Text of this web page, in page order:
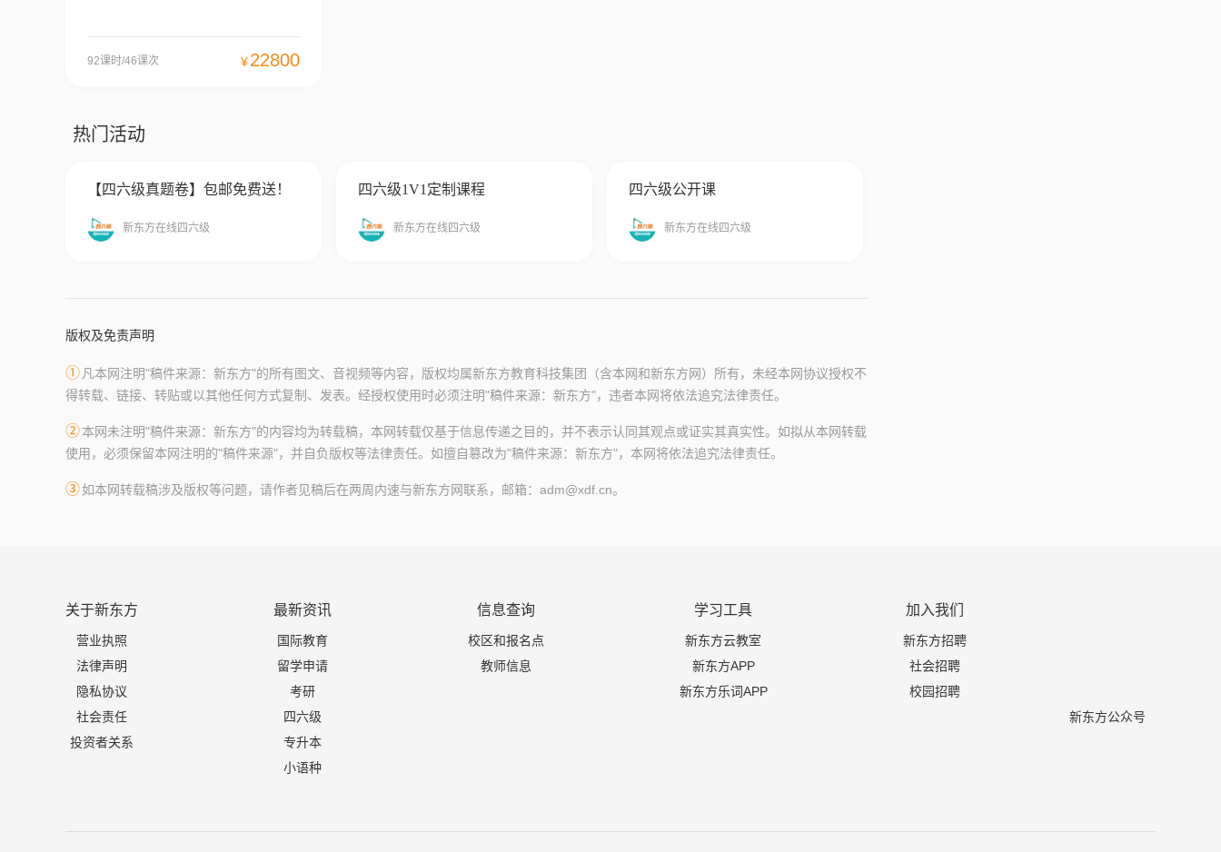
92课时/46课次 ¥22800
热门活动
【四六级真题卷】包邮免费送！
新东方在线四六级
四六级1V1定制课程
新东方在线四六级
四六级公开课
新东方在线四六级
版权及免责声明
① 凡本网注明"稿件来源：新东方"的所有图文、音视频等内容，版权均属新东方教育科技集团（含本网和新东方网）所有，未经本网协议授权不
得转载、链接、转贴或以其他任何方式复制、发表。经授权使用时必须注明"稿件来源：新东方"，违者本网将依法追究法律责任。
②本网未注明"稿件来源：新东方"的内容均为转载稿，本网转载仅基于信息传递之目的，并不表示认同其观点或证实其真实性。如拟从本网转载
使用，必须保留本网注明的"稿件来源"，并自负版权等法律责任。如擅自篡改为"稿件来源：新东方"，本网将依法追究法律责任。
③如本网转载稿涉及版权等问题，请作者见稿后在两周内速与新东方网联系，邮箱：adm@xdf.cn。
关于新东方
营业执照
法律声明
隐私协议
社会责任
投资者关系
最新资讯
国际教育
留学申请
考研
四六级
专升本
小语种
信息查询
校区和报名点
教师信息
学习工具
新东方云教室
新东方APP
新东方乐词APP
加入我们
新东方招聘
社会招聘
校园招聘
新东方公众号